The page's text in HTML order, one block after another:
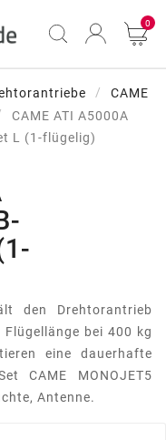
0
CAME
CAME ATI A5000A
L (1-flügelig)
den Drehtorantrieb
bei 400 kg
eine dauerhafte
CAME MONOJET5
Antenne.